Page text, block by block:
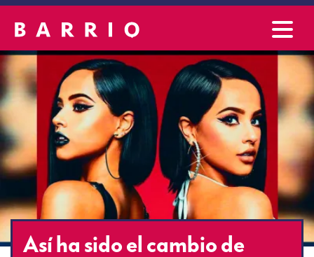
Así ha sido el cambio de